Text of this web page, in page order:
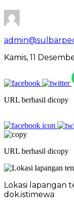
Kamis, 11
URL berhasil dicopy
URL berhasil dicopy
Lokasi lapangan
dok.istimewa